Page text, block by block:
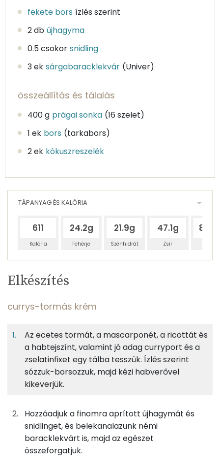
fekete bors ízlés szerint
2 db újhagyma
0.5 csokor snidling
3 ek sárgabaracklekvár (Univer)
összeállítás és tálalás
400 g prágai sonka (16 szelet)
1 ek bors (tarkabors)
2 ek kókuszreszelék
TÁPANYAG ÉS KALÓRIA
611
Kalória
24.2g
Fehérje
21.9g
Szénhidrát
47.1g
Zsír
Egy
adagban
14%
currys-tormás krém
13gecetes torma
17 kcal
25gricotta
38 kcal
25ghabtejszín
TÁPANYAGTARTALOM
14%
Fehérje
12%
Szénhidrát
27%
Zsír
47%
Víz
TOP ásványi anyagok
Foszfor
Nátrium
Elkészítés
currys-tormás krém
Az ecetes tormát, a mascarponét, a ricottát és
a habtejszínt, valamint jó adag curryport és a
zselatinfixet egy tálba tesszük. Ízlés szerint
sózzuk-borsozzuk, majd kézi habverővel
kikeverjük.
Hozzáadjuk a finomra aprított újhagymát és
snidlinget, és belekanalazunk némi
baracklekvárt is, majd az egészet
összeforgatjuk.